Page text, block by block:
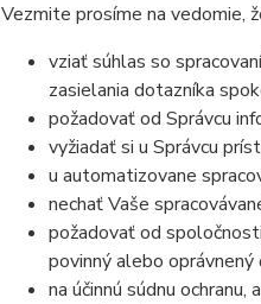
Vezmite prosíme na vedomie,
vziať súhlas so
zasielania dotazníka
požadovať od Správcu
vyžiadať si u Správcu
u automatizovane
nechať Vaše
požadovať od
povinný alebo
na účinnú súdnu